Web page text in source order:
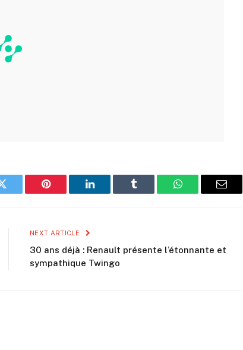
Twitter Pinterest LinkedIn Tumblr WhatsAppEmail
NEXT ARTICLE
30 ans déjà : Renault présente l’étonnante et
sympathique Twingo